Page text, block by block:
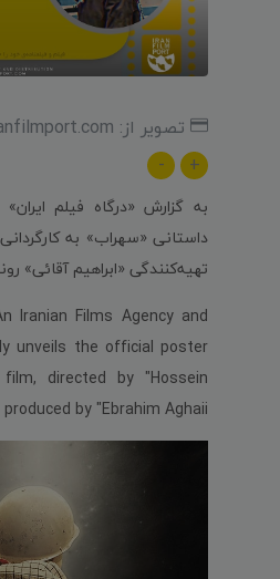
تصویر از: iranfilmport.com
+
-
به گزارش «درگاه فیلم
داستانی «سهراب» به
تهیه‌کنندگی «ابراهیم آقائی»
Iranian Films Agency and
unveils the official poster
directed by "Hossein
by "Ebrahim Aghaii".